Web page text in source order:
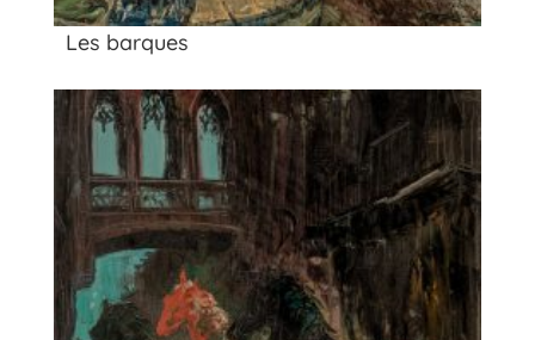
Les barques